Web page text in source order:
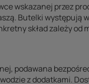
wskazanej przez
Butelki występują
skład zależy od
podawana
z dodatkami.